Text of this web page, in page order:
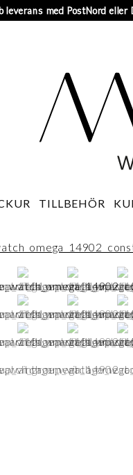
leverans med PostNord eller
TILLBEHÖR